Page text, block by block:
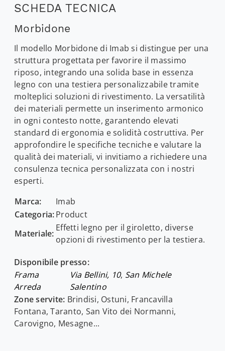
SCHEDA TECNICA
Morbidone
Il modello Morbidone di Imab si distingue per una
struttura progettata per favorire il massimo
riposo, integrando una solida base in essenza
legno con una testiera personalizzabile tramite
molteplici soluzioni di rivestimento. La versatilità
dei materiali permette un inserimento armonico
in ogni contesto notte, garantendo elevati
standard di ergonomia e solidità costruttiva. Per
approfondire le specifiche tecniche e valutare la
qualità dei materiali, vi invitiamo a richiedere una
consulenza tecnica personalizzata con i nostri
esperti.
Marca:
Imab
Categoria:Product
Materiale:
Effetti legno per il giroletto, diverse
opzioni di rivestimento per la testiera.
Disponibile presso:
Frama
Arreda
Via Bellini, 10, San Michele
Salentino
Zone servite: Brindisi, Ostuni, Francavilla
Fontana, Taranto, San Vito dei Normanni,
Carovigno, Mesagne...